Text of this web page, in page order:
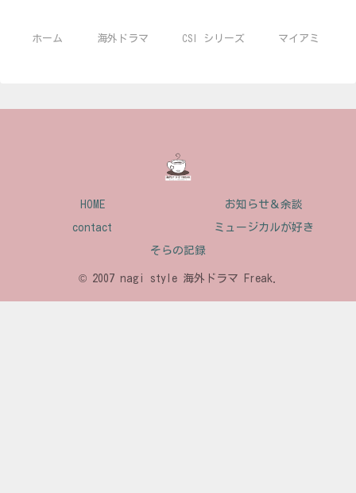
ホーム 海外ドラマ CSI シリーズ マイアミ
HOME お知らせ＆余談
contact ミュージカルが好き
そらの記録
© 2007 nagi style 海外ドラマ Freak.